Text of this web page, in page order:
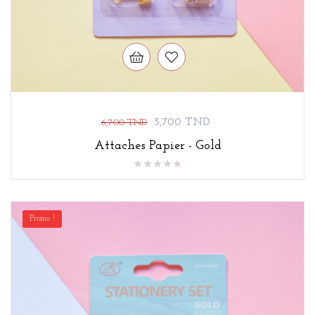
Prix
base
6,700 TND Prix
5,700 TND
Attaches Papier - Gold
Promo !